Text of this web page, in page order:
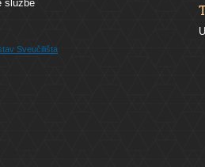
službe
Sveučilišta